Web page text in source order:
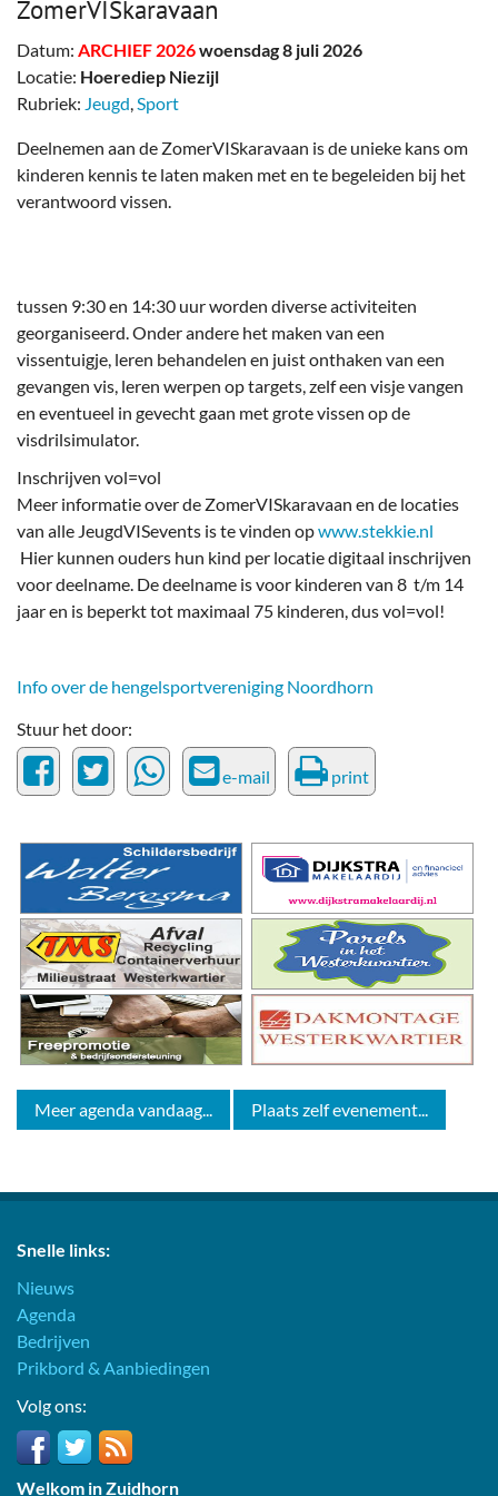
ZomerVISkaravaan
Datum: ARCHIEF 2026woensdag 8 juli 2026
Locatie: Hoerediep Niezijl
Rubriek: Jeugd,Sport
Deelnemen aan de ZomerVISkaravaan is de unieke kans om
kinderen kennis te laten maken met en te begeleiden bij het
verantwoord vissen.
tussen 9:30 en 14:30 uur worden diverse activiteiten
georganiseerd. Onder andere het maken van een
vissentuigje, leren behandelen en juist onthaken van een
gevangen vis, leren werpen op targets, zelf een visje vangen
en eventueel in gevecht gaan met grote vissen op de
visdrilsimulator.
Inschrijven vol=vol
Meer informatie over de ZomerVISkaravaan en de locaties
van alle JeugdVISevents is te vinden opwww.stekkie.nl
Hier kunnen ouders hun kind per locatie digitaal inschrijven
voor deelname. De deelname is voor kinderen van 8 t/m 14
jaar en is beperkt tot maximaal 75 kinderen, dus vol=vol!
Info over de hengelsportvereniging Noordhorn
Stuur het door:
e-mail print
Meer agenda vandaag... Plaats zelf evenement...
Snelle links:
Nieuws
Agenda
Bedrijven
Prikbord & Aanbiedingen
Volg ons:
Welkom in Zuidhorn